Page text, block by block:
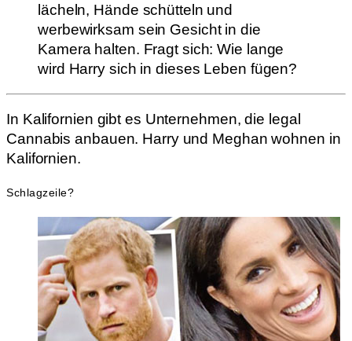
lächeln, Hände schütteln und
werbewirksam sein Gesicht in die
Kamera halten. Fragt sich: Wie lange
wird Harry sich in dieses Leben fügen?
In Kalifornien gibt es Unternehmen, die legal
Cannabis anbauen. Harry und Meghan wohnen in
Kalifornien.
Schlagzeile?